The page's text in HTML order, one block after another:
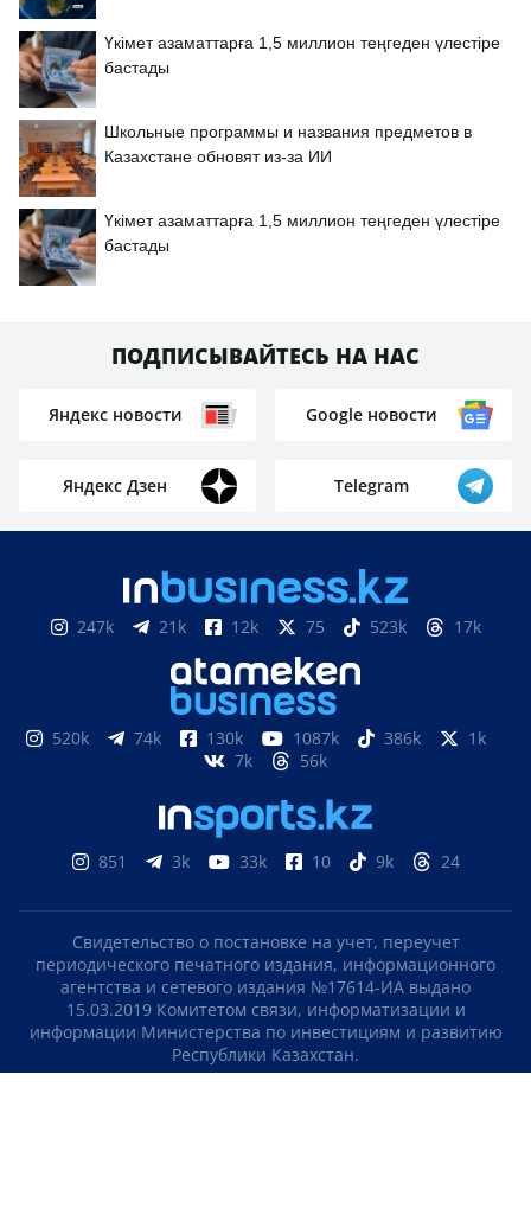
Үкімет азаматтарға 1,5 миллион теңгеден үлестіре
бастады
Школьные программы и названия предметов в
Казахстане обновят из-за ИИ
Үкімет азаматтарға 1,5 миллион теңгеден үлестіре
бастады
ПОДПИСЫВАЙТЕСЬ НА НАС
Яндекс новости Google новости
Яндекс Дзен Telegram
247k 21k 12k 75 523k 17k
520k 74k 130k 1087k 386k
1k
7k
56k
851 3k 33k 10 9k 24
Свидетельство о постановке на учет, переучет
периодического печатного издания, информационного
агентства и сетевого издания №17614-ИА выдано
15.03.2019 Комитетом связи, информатизации и
информации Министерства по инвестициям и развитию
Республики Казахстан.